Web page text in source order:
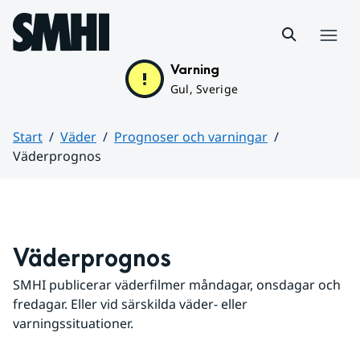
Hoppa till sidans innehåll
Varning
Gul, Sverige
Start Väder
Prognoser och varningar
Väderprognos
Väderprognos
SMHI publicerar väderfilmer måndagar, onsdagar och
fredagar. Eller vid särskilda väder- eller
varningssituationer.